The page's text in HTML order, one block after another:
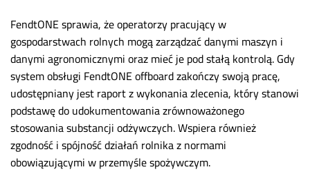
FendtONE sprawia, że operatorzy pracujący w
gospodarstwach rolnych mogą zarządzać danymi maszyn i
danymi agronomicznymi oraz mieć je pod stałą kontrolą. Gdy
system obsługi FendtONE offboard zakończy swoją pracę,
udostępniany jest raport z wykonania zlecenia, który stanowi
podstawę do udokumentowania zrównoważonego
stosowania substancji odżywczych. Wspiera również
zgodność i spójność działań rolnika z normami
obowiązującymi w przemyśle spożywczym.